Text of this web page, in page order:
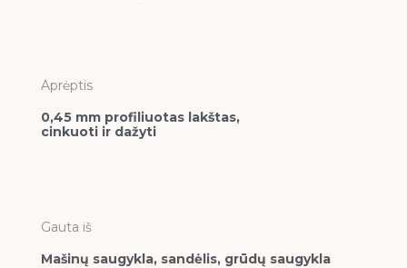
Aprėptis
0,45 mm profiliuotas lakštas,
cinkuoti ir dažyti
Gauta iš
Mašinų saugykla, sandėlis, grūdų saugykla